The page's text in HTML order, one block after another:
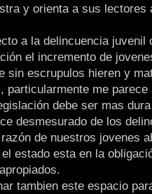
y orienta a sus lectores
a la delincuencia juvenil
el incremento de
sin escrupulos hieren y
particularmente me parece
debe ser mas
desmesurado de los
de nuestros jovenes
estado esta en la
tambien este espacio